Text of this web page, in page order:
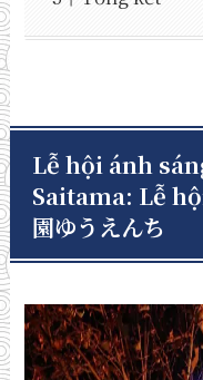
Lễ hội ánh
Saitama: Lễ
園ゆうえんち